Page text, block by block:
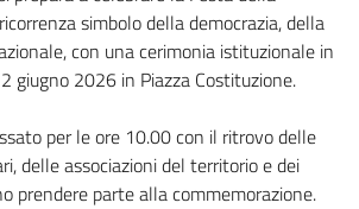
simbolo della democrazia, della
con una cerimonia istituzionale in
giugno 2026 in Piazza Costituzione.
per le ore 10.00 con il ritrovo delle
delle associazioni del territorio e dei
prendere parte alla commemorazione.